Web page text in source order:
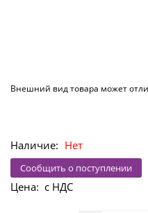
Внешний вид товара может
Наличие: Нет
Сообщить о поступлении
Цена: с НДС